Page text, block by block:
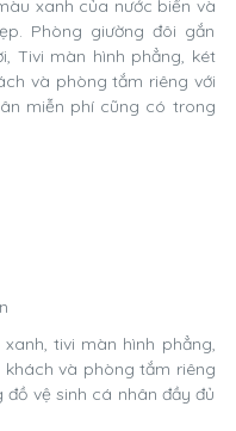
xanh của nước biển và
Phòng giường đôi gắn
Tivi màn hình phẳng, két
và phòng tắm riêng với
miễn phí cũng có trong
tivi màn hình phẳng,
và phòng tắm riêng
vệ sinh cá nhân đầy đủ